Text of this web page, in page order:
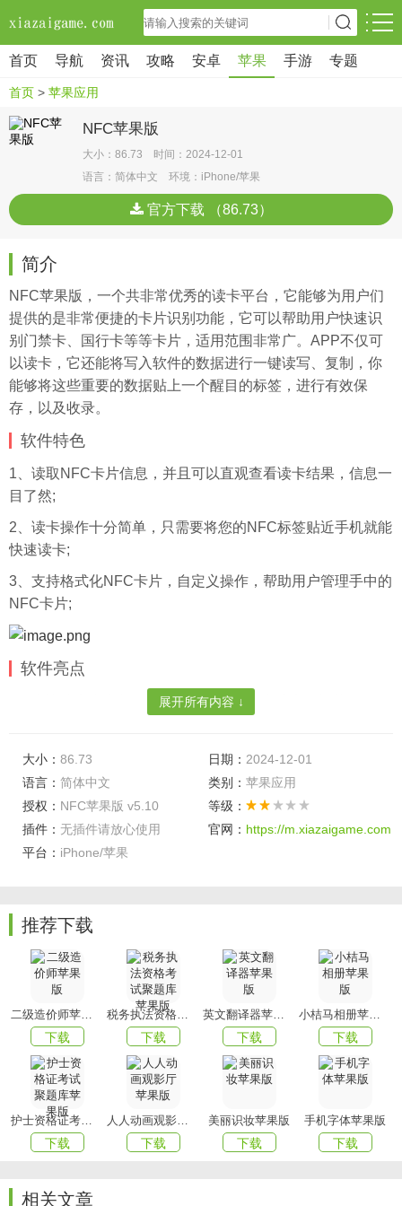
首页 导航 资讯 攻略 安卓 苹果 手游 专题
首页 > 苹果应用
NFC苹果版
大小：86.73 时间：2024-12-01
语言：简体中文 环境：iPhone/苹果
官方下载 （86.73）
简介
NFC苹果版，一个共非常优秀的读卡平台，它能够为用户们
提供的是非常便捷的卡片识别功能，它可以帮助用户快速识
别门禁卡、国行卡等等卡片，适用范围非常广。APP不仅可
以读卡，它还能将写入软件的数据进行一键读写、复制，你
能够将这些重要的数据贴上一个醒目的标签，进行有效保
存，以及收录。
软件特色
1、读取NFC卡片信息，并且可以直观查看读卡结果，信息一
目了然;
2、读卡操作十分简单，只需要将您的NFC标签贴近手机就能
快速读卡;
3、支持格式化NFC卡片，自定义操作，帮助用户管理手中的
NFC卡片;
软件亮点
1、查询公交卡余额，系统自动查询公交卡信息，还能了解历
2、记录卡片有效期时间，方便进行卡片管理，同时也让卡片
管理更轻松;
3、智能读取门禁卡，然后在出入小区的时候就可以将手机作
为门禁卡了;
软件优势
流畅使用软件;
2、将支持NFC的手机当成借记卡、公交卡，轻松打造不一样
的电子卡包;
3、不用麻烦地随声携带实体卡，直接用手机读卡、写卡即
喜欢小编为您带来的NFC苹果版吗？mmxiazai
为您提供最好
用的软件，为您带来最好玩的游戏！
展开所有内容 ↓
大小： 86.73 日期： 2024-12-01
语言： 简体中文 类别： 苹果应用
授权： NFC苹果版 v5.10
等级：
插件： 无插件请放心使用 官网： https://m.xiazaigame.com
平台： iPhone/苹果
推荐下载
二级造价师苹果版
下载
税务执法资格考试聚题库苹果版
下载
英文翻译器苹果版
下载
小桔马相册苹果版
下载
护士资格证考试聚题库苹果版
下载
人人动画观影厅苹果版
下载
美丽识妆苹果版
下载
手机字体苹果版
下载
相关文章